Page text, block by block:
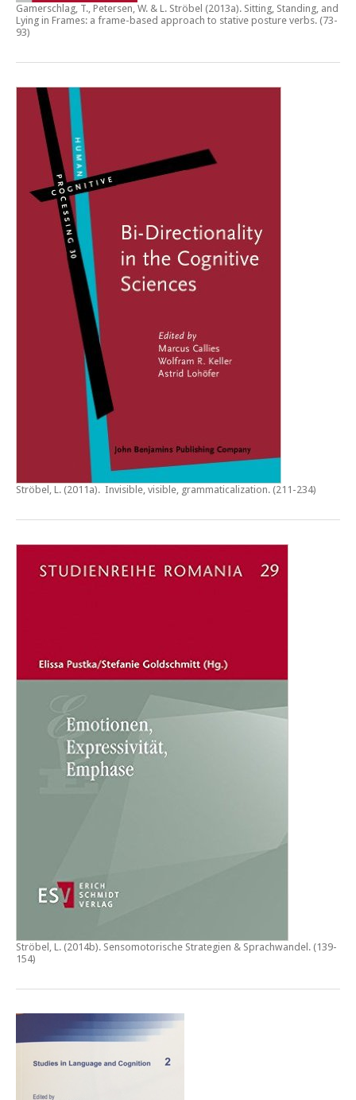
Gamerschlag, T., Petersen, W. & L. Ströbel (2013a). Sitting, Standing, and
Lying in Frames: a frame-based approach to stative posture verbs. (73-
93)
Ströbel, L. (2011a). Invisible, visible, grammaticalization. (211-234)
Ströbel, L. (2014b). Sensomotorische Strategien & Sprachwandel. (139-
154)